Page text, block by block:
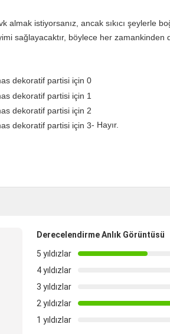
istiyorsanız, ancak sıkıcı şeylerle
sağlayacaktır, böylece her zamankinden
- Hayır.
Derecelendirme Anlık Görüntüsü
5 yıldızlar
4 yıldızlar
3 yıldızlar
2 yıldızlar
1 yıldızlar